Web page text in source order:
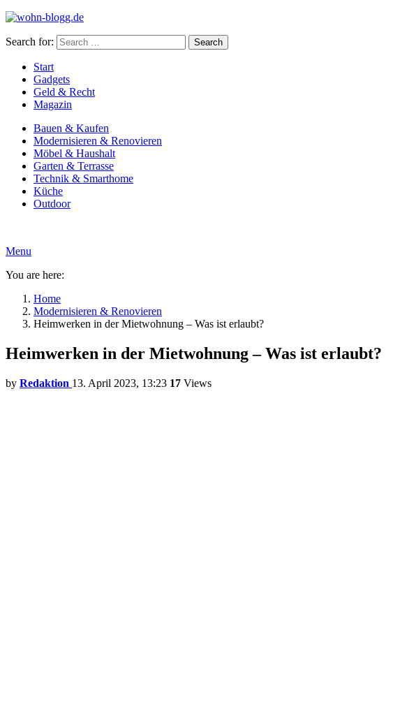
Search for: Search
Start
Gadgets
Geld & Recht
Magazin
Bauen & Kaufen
Modernisieren & Renovieren
Möbel & Haushalt
Garten & Terrasse
Technik & Smarthome
Küche
Outdoor
Menu
You are here:
Home
Modernisieren & Renovieren
Heimwerken in der Mietwohnung – Was ist erlaubt?
Heimwerken in der Mietwohnung – Was ist erlaubt?
by Redaktion 13. April 2023, 13:23 17 Views